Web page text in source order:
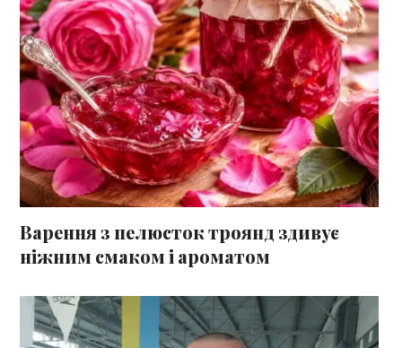
Варення з пелюсток троянд здивує
ніжним смаком і ароматом